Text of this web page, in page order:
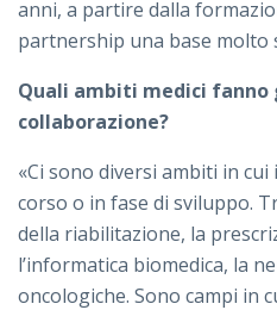
anni, a partire dalla
partnership una base molto
Quali ambiti medici fanno
collaborazione?
«Ci sono diversi ambiti in
corso o in fase di sviluppo.
della riabilitazione, la
l’informatica biomedica, la
oncologiche. Sono campi in